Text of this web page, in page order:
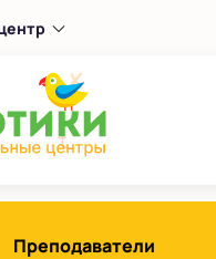
карте
город
Преподаватели